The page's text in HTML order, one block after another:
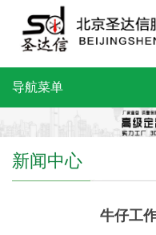
导航菜单
新闻中心
牛仔工